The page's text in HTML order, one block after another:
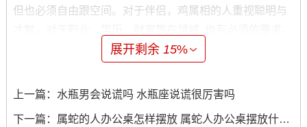
但也必须自由跟空间。对于伴侣，鸡属相的人重视聪明与
鸡属相的健康运势
就鸡属相的人身体健康，但在饮食与运动上得注意！他们
展开剩余15%
上一篇： 水瓶男会说谎吗 水瓶座说谎很厉害吗
下一篇： 属蛇的人办公桌怎样摆放 属蛇人办公桌摆放什么最好